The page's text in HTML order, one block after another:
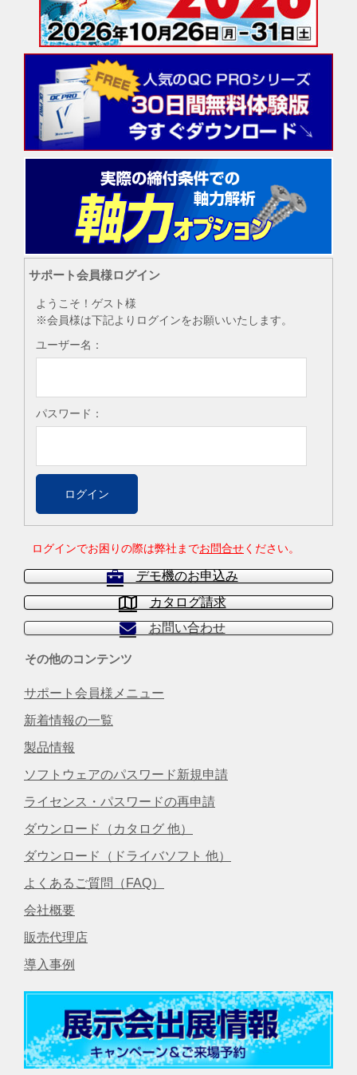
サポート会員様ログイン
ようこそ！ゲスト様
※会員様は下記よりログインをお願いいたします。
ユーザー名：
パスワード：
ログインでお困りの際は弊社までお問合せください。
デモ機のお申込み
カタログ請求
お問い合わせ
その他のコンテンツ
サポート会員様メニュー
新着情報の一覧
製品情報
ソフトウェアのパスワード新規申請
ライセンス・パスワードの再申請
ダウンロード（カタログ 他）
ダウンロード（ドライバソフト 他）
よくあるご質問（FAQ）
会社概要
販売代理店
導入事例